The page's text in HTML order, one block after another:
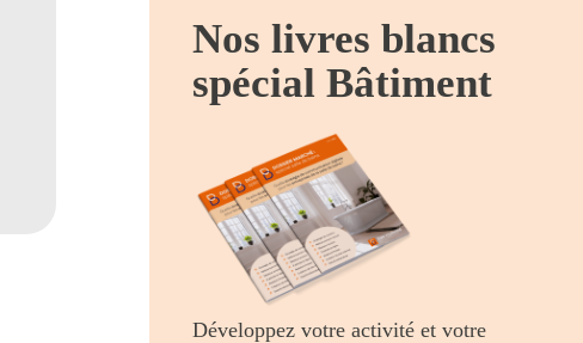
Nos livres blancs
spécial Bâtiment
Développez votre activité et votre